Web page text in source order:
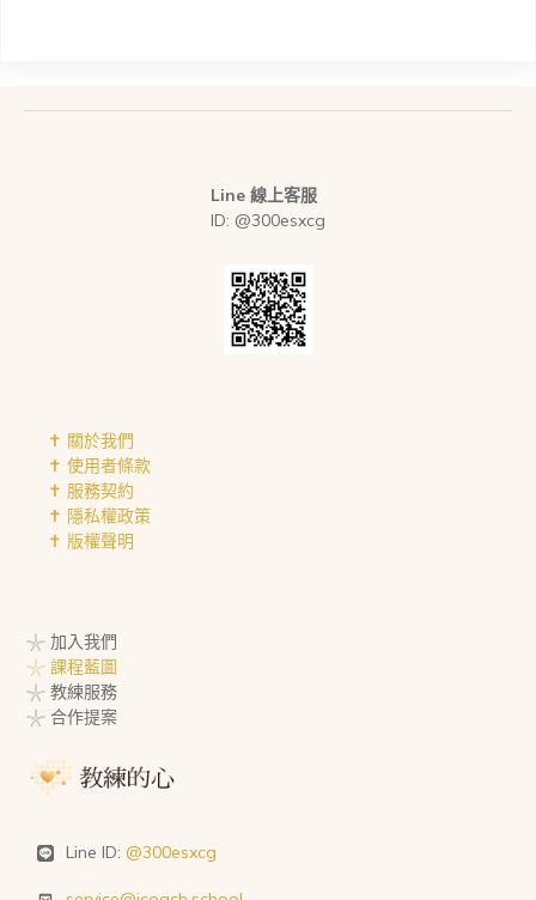
Line 線上客服
ID: @300esxcg
✝︎ 關於我們
✝︎ 使用者條款
✝︎ 服務契約
✝︎ 隱私權政策
✝︎ 版權聲明
𓇼 加入我們
𓇼 課程藍圖
𓇼 教練服務
𓇼 合作提案
Line ID: @300esxcg